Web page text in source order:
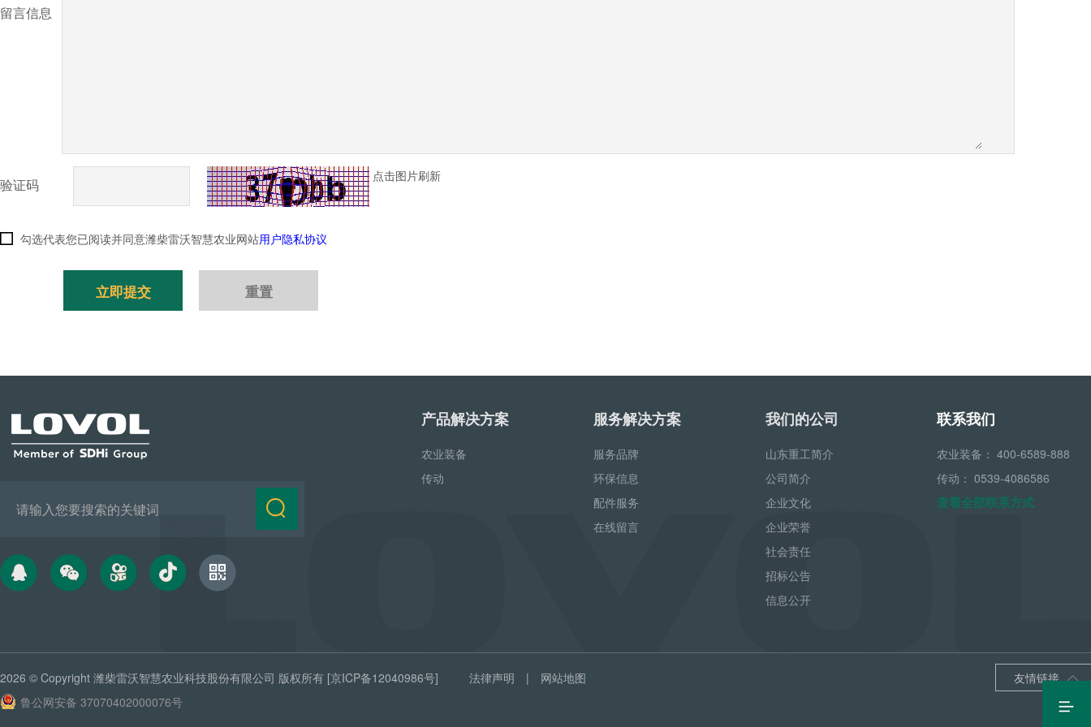
留言信息
验证码 点击图片刷新
勾选代表您已阅读并同意潍柴雷沃智慧农业网站用户隐私协议
立即提交 重置
产品解决方案
农业装备
传动
服务解决方案
服务品牌
环保信息
配件服务
在线留言
我们的公司
山东重工简介
公司简介
企业文化
企业荣誉
社会责任
招标公告
信息公开
联系我们
农业装备：400-6589-888
传动：0539-4086586
查看全部联系方式
2026 © Copyright 潍柴雷沃智慧农业科技股份有限公司 版权所有 [京ICP备12040986号]
鲁公网安备 37070402000076号
法律声明 | 网站地图 友情链接 